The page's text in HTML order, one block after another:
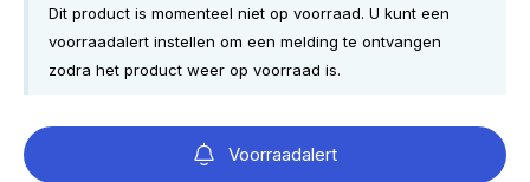
Dit product is momenteel niet op voorraad. U kunt een
voorraadalert instellen om een melding te ontvangen
zodra het product weer op voorraad is.
Voorraadalert